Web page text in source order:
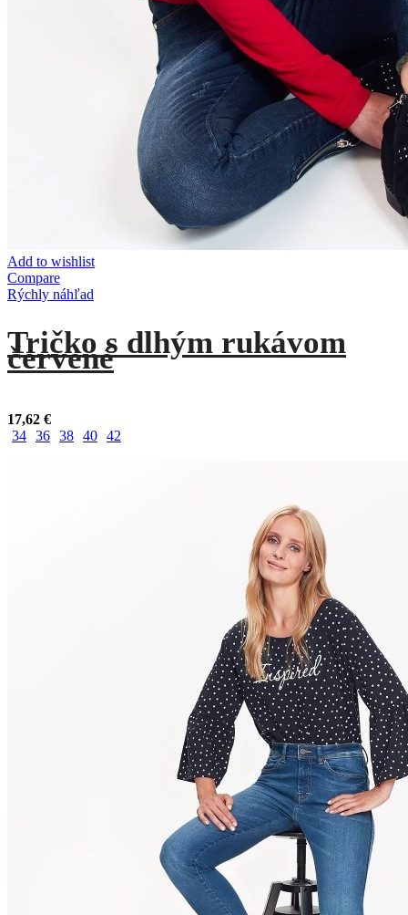
Add to wishlist
Compare
Rýchly náhľad
Tričko s dlhým rukávom
červené
17,62 €
34 36 38 40 42